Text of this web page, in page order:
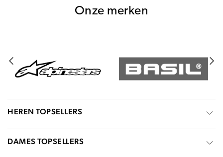
Onze merken
HEREN TOPSELLERS
DAMES TOPSELLERS